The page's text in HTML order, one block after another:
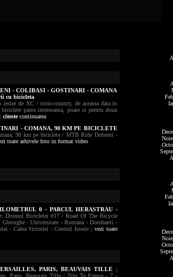
- COLIBASI - GOSTINARI - COMANA
cu bicicleta
de XC / cross-country, de aceasta data in
parea interesanta, poate si pentru doua
citestecontinuarea
- COMANA, 90 KM PE BICICLETE
90 km pe biciclete / MTB Ride Dobreni -
toate arhivele foto in format video
0 - PARCUL HERASTRAU -
: Drumul Bicicletei #17 / Road Of The Bicycle
- Universitate - Romana - Dorobanti -
- Calea Victoriei - Centrul Istoric | vezi toate
PARIS, BEAUVAIS TILLE |
Paris, Beauvais Tille / Trip To France - 7 -